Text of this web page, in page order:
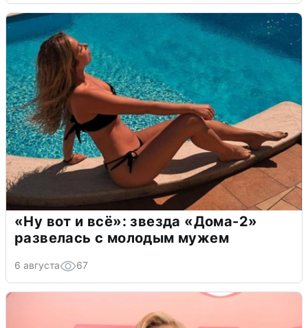
«Ну вот и всё»: звезда «Дома-2»
развелась с молодым мужем
6 августа 67